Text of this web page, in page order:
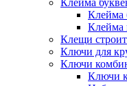
Клейма
Клейма
Клейма
Клещи
Ключи для
Ключи
Ключи